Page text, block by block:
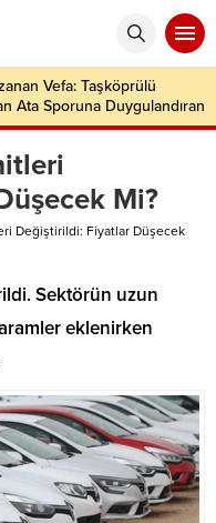
Vefa: Taşköprülü
Ata Sporuna Duygulandıran
Mi?
Değiştirildi: Fiyatlar Düşecek
Sektörün uzun
eklenirken